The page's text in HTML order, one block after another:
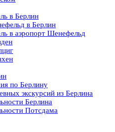
в Берлин
в Берлин
в аэропорт Шенефельд
по Берлину
экскурсий из Берлина
Берлина
Потсдама